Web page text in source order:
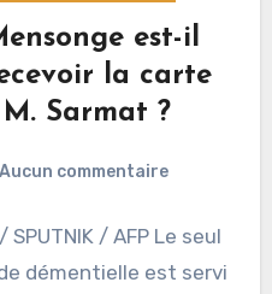
est-il
la carte
Sarmat ?
Aucun commentaire
SPUTNIK / AFP Le seul
démentielle est servi